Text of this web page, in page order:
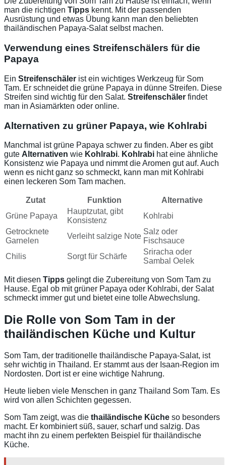
man die richtigen Tipps kennt. Mit der passenden
Ausrüstung und etwas Übung kann man den beliebten
thailändischen Papaya-Salat selbst machen.
Verwendung eines Streifenschälers für die
Papaya
Ein Streifenschäler ist ein wichtiges Werkzeug für Som
Tam. Er schneidet die grüne Papaya in dünne Streifen. Diese
Streifen sind wichtig für den Salat. Streifenschäler findet
man in Asiamärkten oder online.
Alternativen zu grüner Papaya, wie Kohlrabi
Manchmal ist grüne Papaya schwer zu finden. Aber es gibt
gute Alternativen wie Kohlrabi. Kohlrabi hat eine ähnliche
Konsistenz wie Papaya und nimmt die Aromen gut auf. Auch
wenn es nicht ganz so schmeckt, kann man mit Kohlrabi
einen leckeren Som Tam machen.
Zutat Funktion
Alternative
Grüne Papaya
Hauptzutat, gibt
Konsistenz
Kohlrabi
Getrocknete
Garnelen
Verleiht salzige Note
Salz oder
Fischsauce
Chilis
Sorgt für Schärfe
Sriracha oder
Sambal Oelek
Mit diesen Tipps gelingt die Zubereitung von Som Tam zu
Hause. Egal ob mit grüner Papaya oder Kohlrabi, der Salat
schmeckt immer gut und bietet eine tolle Abwechslung.
Die Rolle von Som Tam in der
thailändischen Küche und Kultur
Som Tam, der traditionelle thailändische Papaya-Salat, ist
sehr wichtig in Thailand. Er stammt aus der Isaan-Region im
Nordosten. Dort ist er eine wichtige Nahrung.
Heute lieben viele Menschen in ganz Thailand Som Tam. Es
wird von allen Schichten gegessen.
Som Tam zeigt, was die thailändische Küche so besonders
macht. Er kombiniert süß, sauer, scharf und salzig. Das
macht ihn zu einem perfekten Beispiel für thailändische
Küche.